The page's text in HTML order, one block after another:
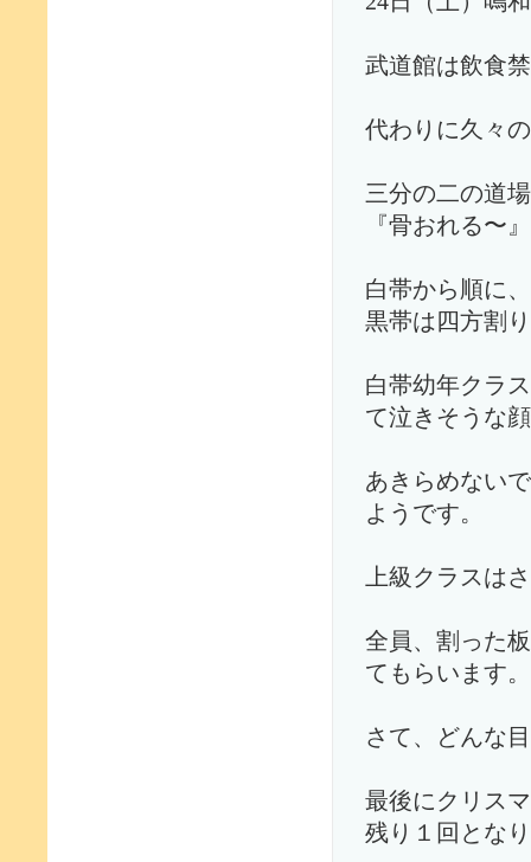
武道館は飲食
代わりに久々
三分の二の道
『骨おれる〜
白帯から順に
黒帯は四方割
白帯幼年クラ
て泣きそうな
あきらめない
ようです。
上級クラスは
全員、割った
てもらいます。
さて、どんな
最後にクリス
残り１回とな